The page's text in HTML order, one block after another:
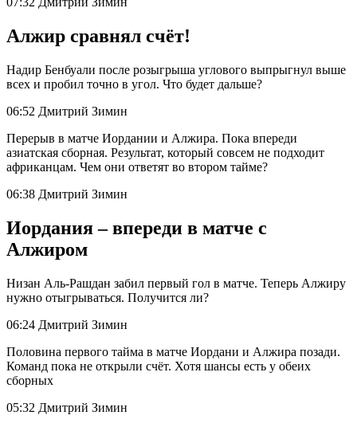
Алжир сравнял счёт!
Надир Бенбуали после розыгрыша углового выпрыгнул выше
всех и пробил точно в угол. Что будет дальше?
06:52 Дмитрий Зимин
Перерыв в матче Иордании и Алжира. Пока впереди
азиатская сборная. Результат, который совсем не подходит
африканцам. Чем они ответят во втором тайме?
06:38 Дмитрий Зимин
Иордания – впереди в матче с
Алжиром
Низан Аль-Рашдан забил первый гол в матче. Теперь Алжиру
нужно отыгрываться. Получится ли?
06:24 Дмитрий Зимин
Половина первого тайма в матче Иордани и Алжира позади.
Команд пока не открыли счёт. Хотя шансы есть у обеих
сборных
05:32 Дмитрий Зимин